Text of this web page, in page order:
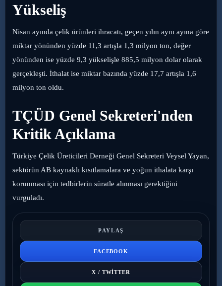
Yükseliş
Nisan ayında çelik ürünleri ihracatı, geçen yılın aynı ayına göre
miktar yönünden yüzde 11,3 artışla 1,3 milyon ton, değer
yönünden ise yüzde 9,3 yükselişle 885,5 milyon dolar olarak
gerçekleşti. İthalat ise miktar bazında yüzde 17,7 artışla 1,6
milyon ton oldu.
TÇÜD Genel Sekreteri'nden
Kritik Açıklama
Türkiye Çelik Üreticileri Derneği Genel Sekreteri Veysel Yayan,
sektörün AB kaynaklı kısıtlamalara ve yoğun ithalata karşı
korunması için tedbirlerin süratle alınması gerektiğini
vurguladı.
PAYLAŞ
FACEBOOK
X / TWITTER